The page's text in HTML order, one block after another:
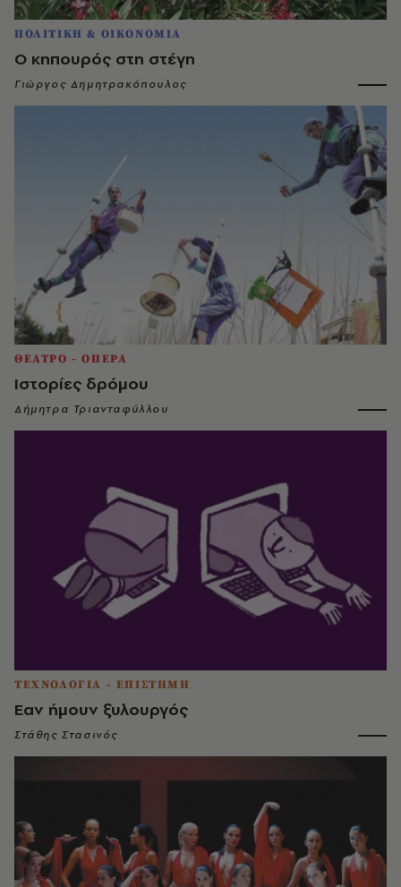
ΠΟΛΙΤΙΚΗ & ΟΙΚΟΝΟΜΙΑ
O κηπουρός στη στέγη
Γιώργος Δημητρακόπουλος
ΘΕΑΤΡΟ - ΟΠΕΡΑ
Ιστορίες δρόμου
Δήμητρα Τριανταφύλλου
ΤΕΧΝΟΛΟΓΙΑ - ΕΠΙΣΤΗΜΗ
Eαν ήμουν ξυλουργός
Στάθης Στασινός